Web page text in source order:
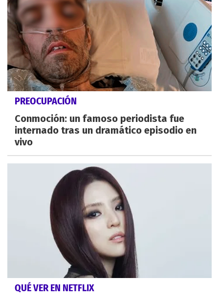
PREOCUPACIÓN
Conmoción: un famoso periodista fue
internado tras un dramático episodio en
vivo
QUÉ VER EN NETFLIX